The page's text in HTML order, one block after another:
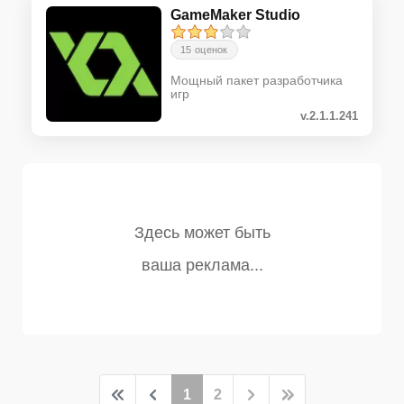
GameMaker Studio
15 оценок
Мощный пакет разработчика
игр
v.2.1.1.241
1 2